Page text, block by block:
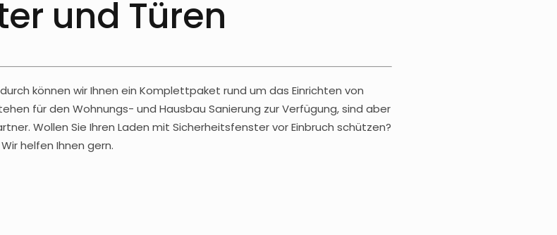
und Türen
können wir Ihnen ein Komplettpaket rund um das Einrichten von
für den Wohnungs- und Hausbau Sanierung zur Verfügung, sind aber
Wollen Sie Ihren Laden mit Sicherheitsfenster vor Einbruch schützen?
helfen Ihnen gern.